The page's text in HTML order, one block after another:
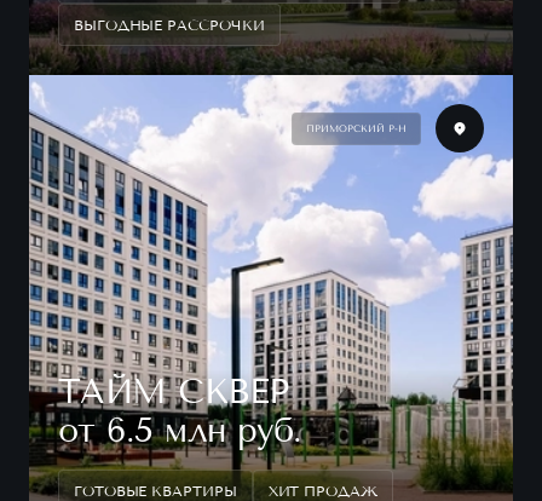
ВЫГОДНЫЕ РАССРОЧКИ
ПРИМОРСКИЙ Р-Н
ТАЙМ СКВЕР
от 6.5 млн руб.
ГОТОВЫЕ КВАРТИРЫ ХИТ ПРОДАЖ